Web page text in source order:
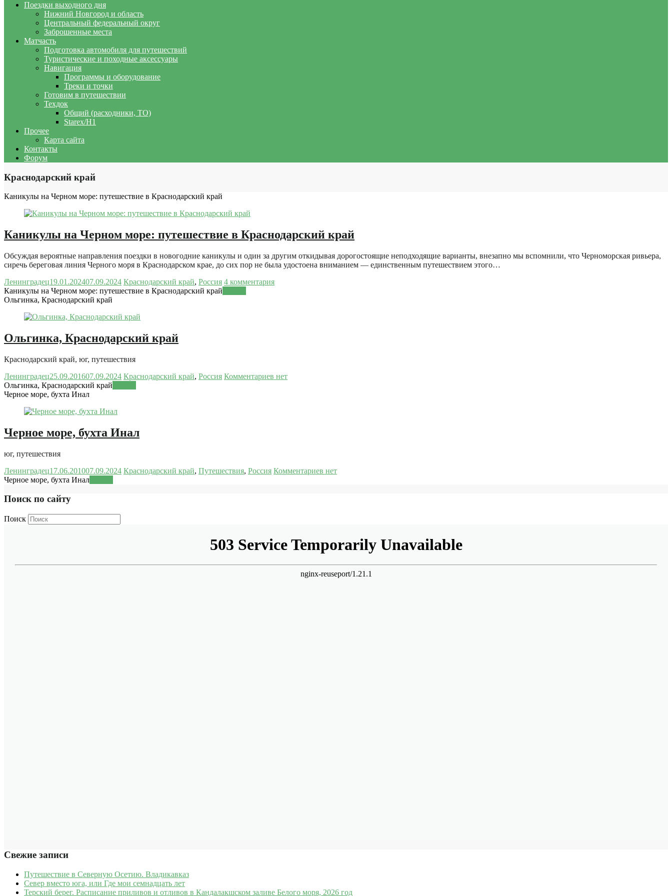
Поездки выходного дня
Нижний Новгород и область
Центральный федеральный округ
Заброшенные места
Матчасть
Подготовка автомобиля для путешествий
Туристические и походные аксессуары
Навигация
Программы и оборудование
Треки и точки
Готовим в путешествии
Техдок
Общий (расходники, ТО)
Starex/H1
Прочее
Карта сайта
Контакты
Форум
Краснодарский край
Каникулы на Черном море: путешествие в Краснодарский край
Каникулы на Черном море: путешествие в Краснодарский край
Обсуждая вероятные направления поездки в новогодние каникулы и один за другим откидывая дорогостоящие неподходящие варианты, внезапно мы вспомнили, что Черноморская ривьера,
сиречь береговая линия Черного моря в Краснодарском крае, до сих пор не была удостоена вниманием — единственным путешествием этого…
Ленинградец19.01.202407.09.2024 Краснодарский край, Россия 4 комментария
Каникулы на Черном море: путешествие в Краснодарский край
Ольгинка, Краснодарский край
Ольгинка, Краснодарский край
Краснодарский край, юг, путешествия
Ленинградец25.09.201607.09.2024 Краснодарский край, Россия Комментариев нет
Ольгинка, Краснодарский край
Черное море, бухта Инал
Черное море, бухта Инал
юг, путешествия
Ленинградец17.06.201007.09.2024 Краснодарский край, Путешествия, Россия Комментариев нет
Черное море, бухта Инал
Поиск по сайту
Поиск
Свежие записи
Путешествие в Северную Осетию. Владикавказ
Север вместо юга, или Где мои семнадцать лет
Терский берег. Расписание приливов и отливов в Кандалакшском заливе Белого моря, 2026 год